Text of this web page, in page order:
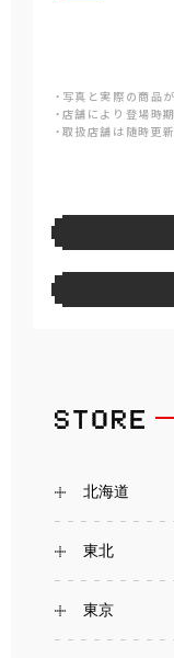
・写真と実際の商品
・店舗により登場時
・取扱店舗は随時更
北海道
東北
東京